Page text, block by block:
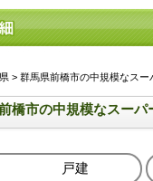
> 群馬県前橋市の中規模なス
橋市の中規模なスー
戸建